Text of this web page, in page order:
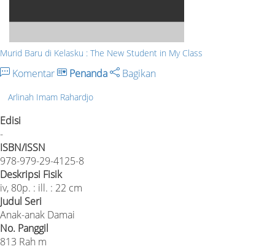
Murid Baru di Kelasku : The New Student in My Class
Komentar Penanda Bagikan
Arlinah Imam Rahardjo
Edisi
-
ISBN/ISSN
978-979-29-4125-8
Deskripsi Fisik
iv, 80p. : ill. : 22 cm
Judul Seri
Anak-anak Damai
No. Panggil
813 Rah m